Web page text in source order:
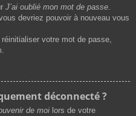
J’ai oublié mon mot de passe
devriez pouvoir à nouveau vous
votre mot de passe,
déconnecté ?
de moi lors de votre